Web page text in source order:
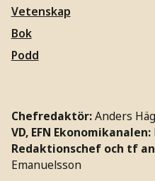
Vetenskap
Bok
Podd
Chefredaktör:Anders
VD, EFN Ekonomikanalen:
Redaktionschef och tf
Emanuelsson